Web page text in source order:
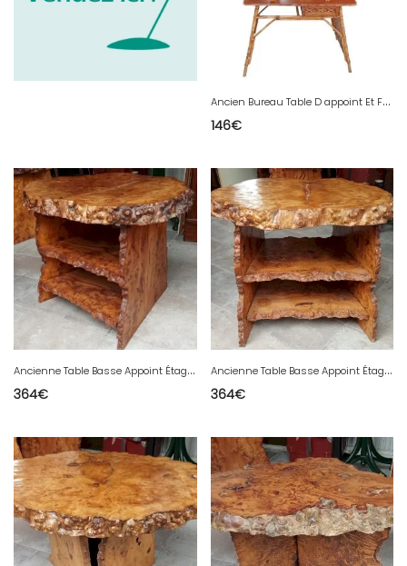
A
ncien Bureau Table D appoint Et Fauteuil Vintage Rotin Années 1970 Old Rattan
146€
A
ncienne Table Basse Appoint Étagère Meuble Bois Brutaliste Brutalisme Cave
364€
A
ncienne Table Basse Appoint Étagère Meuble Bois Brutaliste Brutalisme Cave
364€